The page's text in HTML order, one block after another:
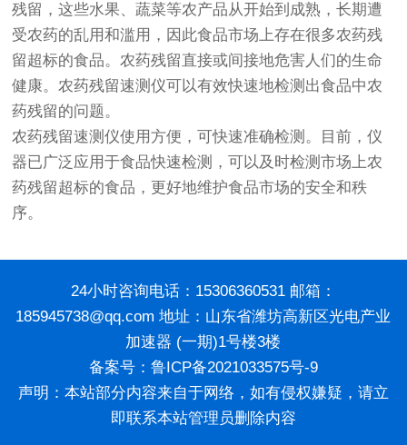
残留，这些水果、蔬菜等农产品从开始到成熟，长期遭
受农药的乱用和滥用，因此食品市场上存在很多农药残
留超标的食品。农药残留直接或间接地危害人们的生命
健康。农药残留速测仪可以有效快速地检测出食品中农
药残留的问题。
农药残留速测仪使用方便，可快速准确检测。目前，仪
器已广泛应用于食品快速检测，可以及时检测市场上农
药残留超标的食品，更好地维护食品市场的安全和秩
序。
24小时咨询电话：15306360531 邮箱：
185945738@qq.com 地址：山东省潍坊高新区光电产业
加速器 (一期)1号楼3楼
备案号： 鲁ICP备2021033575号-9
声明：本站部分内容来自于网络，如有侵权嫌疑，请立
即联系本站管理员删除内容